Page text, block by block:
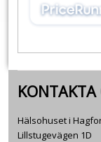
KONTAKTA
Hälsohuset i
Lillstugevägen 1D